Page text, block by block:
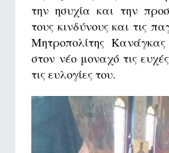
την ησυχία και την
τους κινδύνους και τις
Μητροπολίτης
στον νέο μοναχό τις
τις ευλογίες του.